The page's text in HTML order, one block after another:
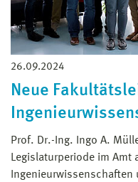
26.09.2024
Neue
Prof. Dr.-Ing. Ingo A.
Legislaturperiode im Amt
Ingenieurwissenschaften